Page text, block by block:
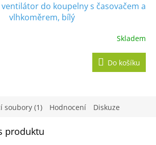
ventilátor do koupelny s časovačem a
vlhkoměrem, bílý
Skladem
Do košíku
soubory (1) Hodnocení Diskuze
produktu